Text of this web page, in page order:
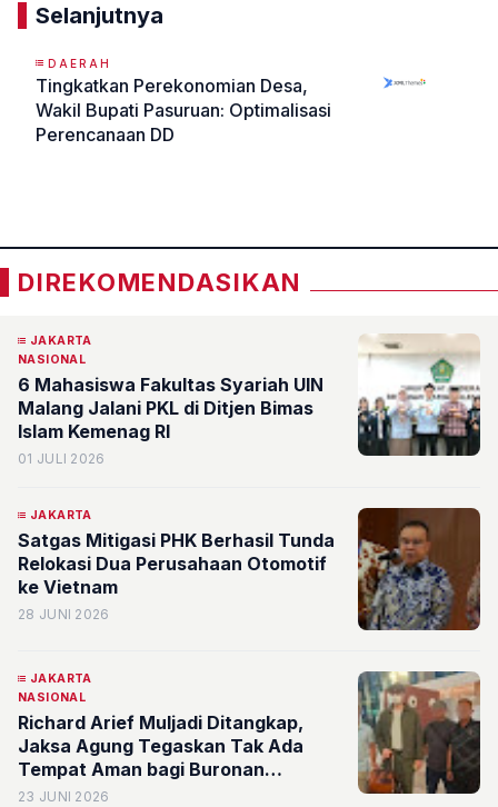
Selanjutnya
DAERAH
Tingkatkan Perekonomian Desa,
Wakil Bupati Pasuruan: Optimalisasi
Perencanaan DD
DIREKOMENDASIKAN
JAKARTA
NASIONAL
6 Mahasiswa Fakultas Syariah UIN
Malang Jalani PKL di Ditjen Bimas
Islam Kemenag RI
01 JULI 2026
JAKARTA
Satgas Mitigasi PHK Berhasil Tunda
Relokasi Dua Perusahaan Otomotif
ke Vietnam
28 JUNI 2026
JAKARTA
NASIONAL
Richard Arief Muljadi Ditangkap,
Jaksa Agung Tegaskan Tak Ada
Tempat Aman bagi Buronan
Kejaksaan
23 JUNI 2026